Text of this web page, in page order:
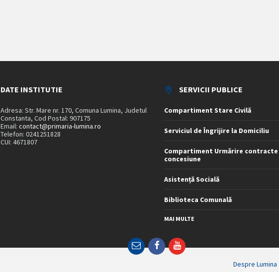
DATE INSTITUTIE
Adresa: Str. Mare nr. 170, Comuna Lumina, Judetul
Constanta, Cod Postal: 907175
Email:contact@primaria-lumina.ro
Telefon: 0241251828
CUI: 4671807
SERVICII PUBLICE
Compartiment Stare Civilă
Serviciul de Îngrijire la Domiciliu
Compartiment Urmărire contracte
concesiune
Asistență Socială
Biblioteca Comunală
MAI MULTE
EmailFacebookYouTube
Despre Lumina